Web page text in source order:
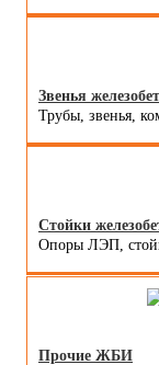
Звенья
Трубы, звенья,
Стойки
Опоры ЛЭП,
Прочие ЖБИ